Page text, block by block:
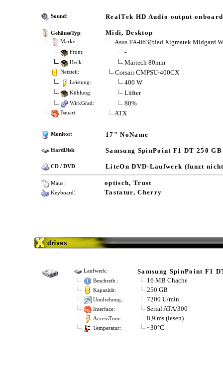
Sound: RealTek HD Audio output onboard
GehäuseTyp: Midi, Desktop
Marke: Asus TA-863(blad Xigmatek Midgard
Front: -
Heck: Martech 80mm
Netzteil: Corsair CMPSU-400CX
Leistung: 400 W
Kühlung: Lüfter
WirkGrad: 80%
Bauart: ATX
Monitor: 17" NoName
HardDisk: Samsung SpinPoint F1 DT 250 GB
CD / DVD: LiteOn DVD-Laufwerk (funzt
Maus: optisch, Trust
Keyboard: Tastatur, Cherry
Laufwerk: Samsung SpinPoint F1
Beschreib.: 16 MB Chache
Kapazität: 250 GB
Umdrehung.: 7200 U/min
Interface: Serial ATA/300
AccessTime: 8,9 ms (lesen)
Temperatur: ~30°C